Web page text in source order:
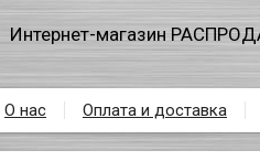
Интернет-магазин
О нас Оплата и доставка